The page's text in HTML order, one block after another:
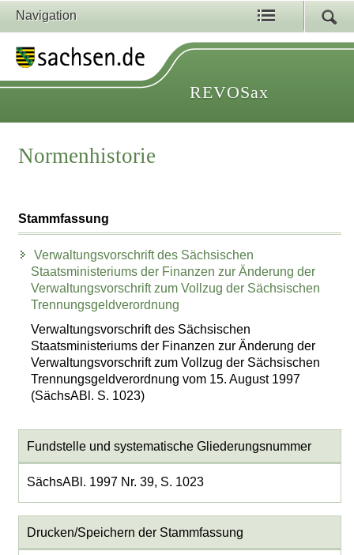
Navigation
REVOSax
Normenhistorie
Stammfassung
Verwaltungsvorschrift des Sächsischen
Staatsministeriums der Finanzen zur Änderung der
Verwaltungsvorschrift zum Vollzug der Sächsischen
Trennungsgeldverordnung
Verwaltungsvorschrift des Sächsischen
Staatsministeriums der Finanzen zur Änderung der
Verwaltungsvorschrift zum Vollzug der Sächsischen
Trennungsgeldverordnung vom 15. August 1997
(SächsABl. S. 1023)
Fundstelle und systematische Gliederungsnummer
SächsABl. 1997 Nr. 39, S. 1023
Drucken/Speichern der Stammfassung